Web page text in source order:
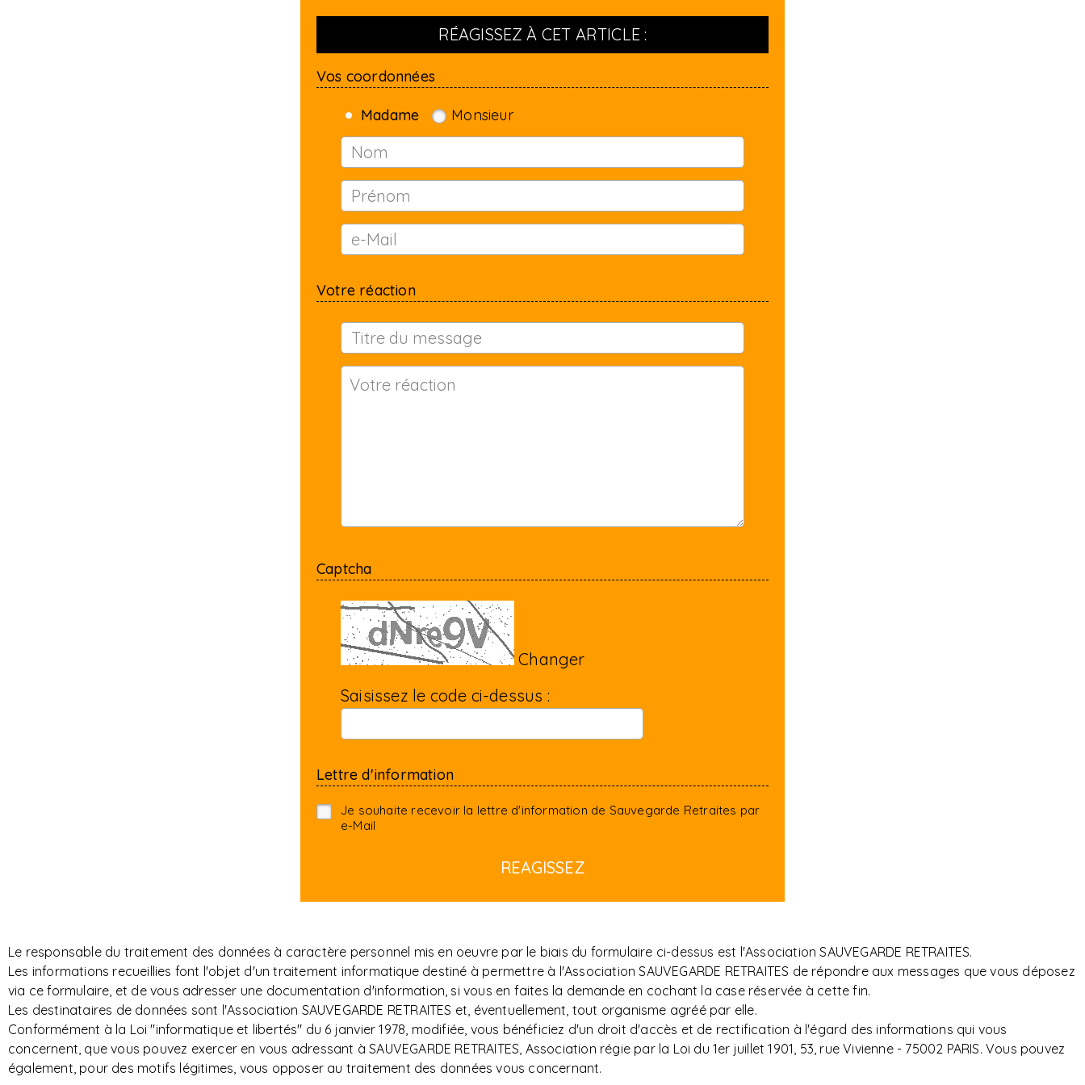
RÉAGISSEZ À CET ARTICLE :
Vos coordonnées
Madame Monsieur
Votre réaction
Captcha
Changer
Saisissez le code ci-dessus :
Lettre d'information
Je souhaite recevoir la lettre d'information de Sauvegarde Retraites par
e-Mail
Le responsable du traitement des données à caractère personnel mis en oeuvre par le biais du formulaire ci-dessus est l'Association SAUVEGARDE RETRAITES.
Les informations recueillies font l'objet d'un traitement informatique destiné à permettre à l'Association SAUVEGARDE RETRAITES de répondre aux messages que vous déposez
via ce formulaire, et de vous adresser une documentation d'information, si vous en faites la demande en cochant la case réservée à cette fin.
Les destinataires de données sont l'Association SAUVEGARDE RETRAITES et, éventuellement, tout organisme agréé par elle.
Conformément à la Loi "informatique et libertés" du 6 janvier 1978, modifiée, vous bénéficiez d'un droit d'accès et de rectification à l'égard des informations qui vous
concernent, que vous pouvez exercer en vous adressant à SAUVEGARDE RETRAITES, Association régie par la Loi du 1er juillet 1901, 53, rue Vivienne - 75002 PARIS. Vous pouvez
également, pour des motifs légitimes, vous opposer au traitement des données vous concernant.